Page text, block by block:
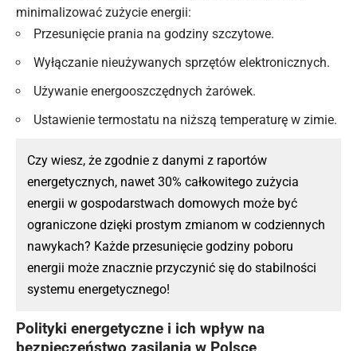
minimalizować zużycie energii:
Przesunięcie prania na godziny szczytowe.
Wyłączanie nieużywanych sprzętów elektronicznych.
Używanie energooszczędnych żarówek.
Ustawienie termostatu na niższą temperaturę w zimie.
Czy wiesz, że zgodnie z danymi z raportów
energetycznych, nawet 30% całkowitego zużycia
energii w gospodarstwach domowych może być
ograniczone dzięki prostym zmianom w codziennych
nawykach? Każde przesunięcie godziny poboru
energii może znacznie przyczynić się do stabilności
systemu energetycznego!
Polityki energetyczne i ich wpływ na